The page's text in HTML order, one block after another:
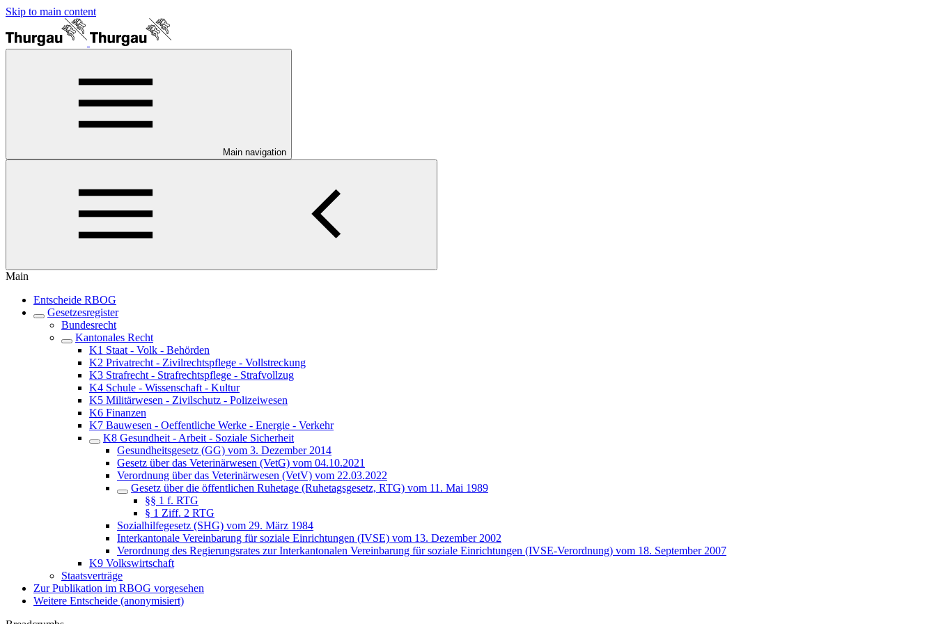
Skip to main content
Main navigation
Main
Entscheide RBOG
Gesetzesregister
Bundesrecht
Kantonales Recht
K1 Staat - Volk - Behörden
K2 Privatrecht - Zivilrechtspflege - Vollstreckung
K3 Strafrecht - Strafrechtspflege - Strafvollzug
K4 Schule - Wissenschaft - Kultur
K5 Militärwesen - Zivilschutz - Polizeiwesen
K6 Finanzen
K7 Bauwesen - Oeffentliche Werke - Energie - Verkehr
K8 Gesundheit - Arbeit - Soziale Sicherheit
Gesundheitsgesetz (GG) vom 3. Dezember 2014
Gesetz über das Veterinärwesen (VetG) vom 04.10.2021
Verordnung über das Veterinärwesen (VetV) vom 22.03.2022
Gesetz über die öffentlichen Ruhetage (Ruhetagsgesetz, RTG) vom 11. Mai 1989
§§ 1 f. RTG
§ 1 Ziff. 2 RTG
Sozialhilfegesetz (SHG) vom 29. März 1984
Interkantonale Vereinbarung für soziale Einrichtungen (IVSE) vom 13. Dezember 2002
Verordnung des Regierungsrates zur Interkantonalen Vereinbarung für soziale Einrichtungen (IVSE-Verordnung) vom 18. September 2007
K9 Volkswirtschaft
Staatsverträge
Zur Publikation im RBOG vorgesehen
Weitere Entscheide (anonymisiert)